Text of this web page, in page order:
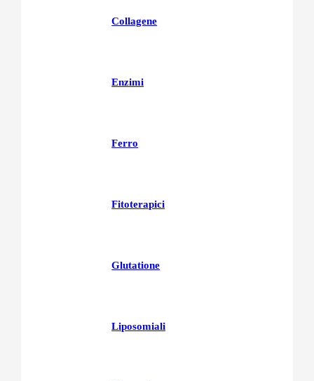
Collagene
Enzimi
Ferro
Fitoterapici
Glutatione
Liposomiali